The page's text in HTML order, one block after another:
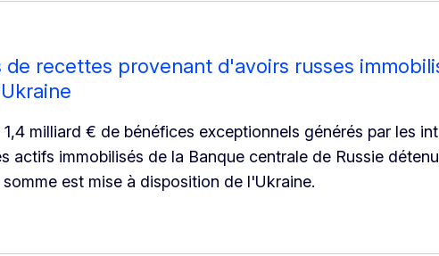
de recettes provenant d'avoirs russes
milliard € de bénéfices exceptionnels générés par les
actifs immobilisés de la Banque centrale de Russie
est mise à disposition de l'Ukraine.